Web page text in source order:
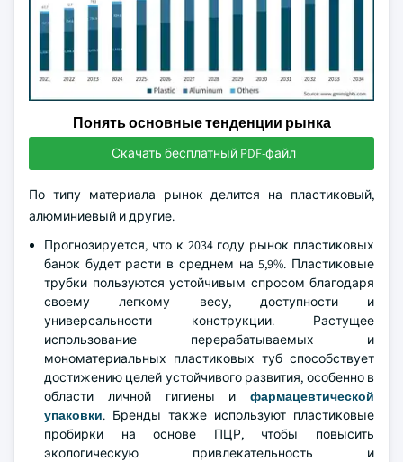
Понять основные тенденции рынка
Скачать бесплатный PDF-файл
По типу материала рынок делится на пластиковый,
алюминиевый и другие.
Прогнозируется, что к 2034 году рынок пластиковых
банок будет расти в среднем на 5,9%. Пластиковые
трубки пользуются устойчивым спросом благодаря
своему легкому весу, доступности и
универсальности конструкции. Растущее
использование перерабатываемых и
мономатериальных пластиковых туб способствует
достижению целей устойчивого развития, особенно в
области личной гигиены и фармацевтической
упаковки. Бренды также используют пластиковые
пробирки на основе ПЦР, чтобы повысить
экологическую привлекательность и